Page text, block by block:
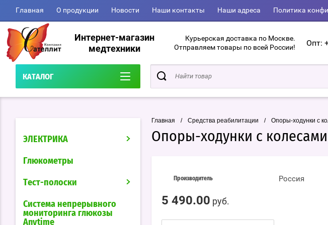
Главная О продукции Новости Наши контакты Наши адреса Политика
Интернет-магазин
медтехники
Курьерская доставка по Москве.
Отправляем товары по всей России!
Опт:
КАТАЛОГ
ЭЛЕКТРИКА
Глюкометры
Тест-полоски
Система непрерывного
мониторинга глюкозы
Anytime
Главная / Средства реабилитации / Опоры-ходунки с
Опоры-ходунки с
Производитель Россия
5 490.00 руб.